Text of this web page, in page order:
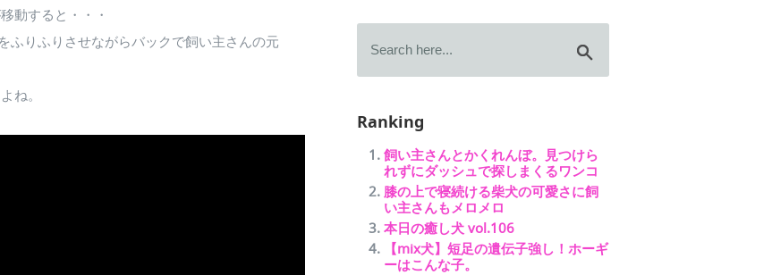
動すると・・・
ふりふりさせながらバックで飼い主さんの元
ね。
Ranking
飼い主さんとかくれんぼ。見つけら
れずにダッシュで探しまくるワンコ
膝の上で寝続ける柴犬の可愛さに飼
い主さんもメロメロ
本日の癒し犬 vol.106
【mix犬】短足の遺伝子強し！ホーギ
ーはこんな子。